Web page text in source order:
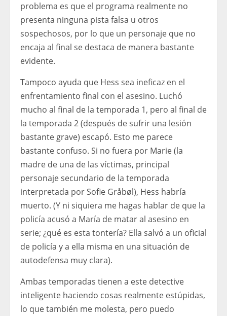
problema es que el programa realmente no
presenta ninguna pista falsa u otros
sospechosos, por lo que un personaje que no
encaja al final se destaca de manera bastante
evidente.
Tampoco ayuda que Hess sea ineficaz en el
enfrentamiento final con el asesino. Luchó
mucho al final de la temporada 1, pero al final de
la temporada 2 (después de sufrir una lesión
bastante grave) escapó. Esto me parece
bastante confuso. Si no fuera por Marie (la
madre de una de las víctimas, principal
personaje secundario de la temporada
interpretada por Sofie Gråbøl), Hess habría
muerto. (Y ni siquiera me hagas hablar de que la
policía acusó a María de matar al asesino en
serie; ¿qué es esta tontería? Ella salvó a un oficial
de policía y a ella misma en una situación de
autodefensa muy clara).
Ambas temporadas tienen a este detective
inteligente haciendo cosas realmente estúpidas,
lo que también me molesta, pero puedo